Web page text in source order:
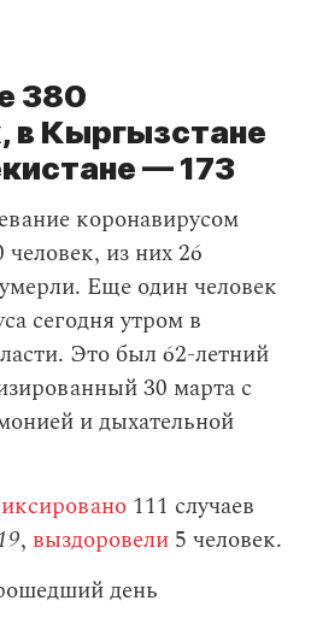
380
в Кыргызстане
— 173
коронавирусом
человек, из них 26
Еще один человек
сегодня утром в
Это был 62-летний
30 марта с
и дыхательной
111 случаев
, выздоровели 5 человек.
день